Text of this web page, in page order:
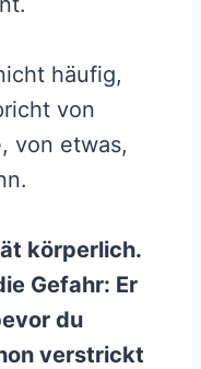
häufig,
von
von etwas,
körperlich.
Gefahr: Er
du
verstrickt